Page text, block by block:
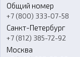
Программное
Ремонт и услуги
О компании
Контакты
Гос. закупки
Стать дилером
Общий номер
+7 (800) 333-07-58
Санкт-Петербург
+7 (812) 385-72-92
Москва